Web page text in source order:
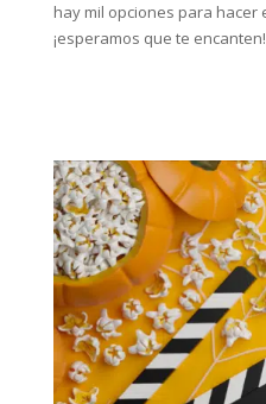
hay mil opciones para hacer
¡esperamos que te encanten!